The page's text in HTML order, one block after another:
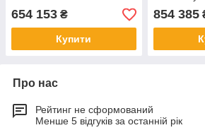
654 153 ₴
Купити
854 385
Про нас
Рейтинг не сформований
Менше 5 відгуків за останній рік